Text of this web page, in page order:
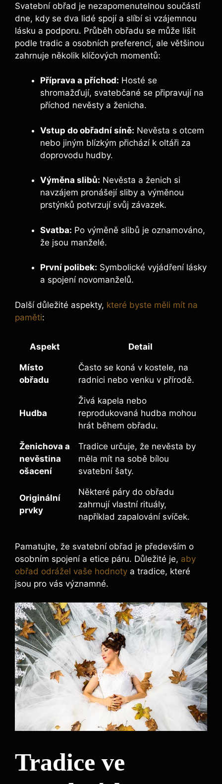
Svatební obřad je nezapomenutelnou součástí
dne, kdy se dva lidé spojí a slíbí si vzájemnou
lásku a podporu. Průběh obřadu se může lišit
podle tradic a osobních preferencí, ale většinou
zahrnuje několik klíčových momentů:
Příprava a příchod: Hosté se
shromažďují, svatebčané se připravují na
příchod nevěsty a ženicha.
Vstup do obřadní síně: Nevěsta s otcem
nebo jiným blízkým přichází k oltáři za
doprovodu hudby.
Výměna slibů: Nevěsta a ženich si
navzájem pronášejí sliby a výměnou
prstýnků potvrzují svůj závazek.
Svatba: Po výměně slibů je oznamováno,
že jsou manželé.
První polibek: Symbolické vyjádření lásky
a spojení novomanželů.
Další důležité aspekty, které byste měli mít na
paměti:
Aspekt Detail
Místo
obřadu
Často se koná v kostele, na
radnici nebo venku v přírodě.
Hudba
Živá kapela nebo
reprodukovaná hudba mohou
hrát během obřadu.
Ženichova a
nevěstina
ošacení
Tradice určuje, že nevěsta by
měla mít na sobě bílou
svatební šaty.
Originální
prvky
Některé páry do obřadu
zahrnují vlastní rituály,
například zapalování svíček.
Pamatujte, že svatební obřad je především o
osobním spojení a etice páru. Důležité je, aby
obřad odrážel vaše hodnoty a tradice, které
jsou pro vás významné.
Tradice ve